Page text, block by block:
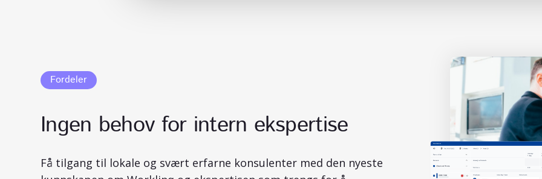
Fordeler
Ingen behov for intern ekspertise
Få tilgang til lokale og svært erfarne konsulenter med den nyeste